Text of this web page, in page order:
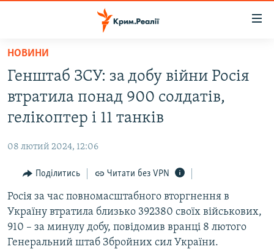
Перейти
основного
матеріалу
Перейти
до
основної
Перейти
пошуку
ВІДЕО ТА ФОТО
БЛОГИ
ПОГЛЯД
ІНТЕРВ'Ю
ВСЕ ЗА ДЕНЬ
СПЕЦПРОЕКТИ
НОВИНИ
Генштаб ЗСУ: за добу війни Росія
втратила понад 900 солдатів,
гелікоптер і 11 танків
08 лютий 2024, 12:06
Поділитись Читати без VPN
Росія за час повномасштабного вторгнення в
Україну втратила близько 392380 своїх військових,
910 – за минулу добу, повідомив вранці 8 лютого
Генеральний штаб Збройних сил України.